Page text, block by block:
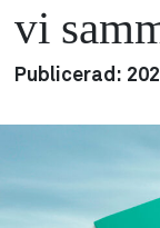
vi
Publicerad: